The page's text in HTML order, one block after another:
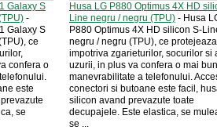
Galaxy S
-
Galaxy S
ce
confera o
este
se
Husa LG P880 Optimus 4X HD
Line negru / negru (TPU) - Husa
P880 Optimus 4X HD silicon S-
negru / negru (TPU), ce protejeaza
impotriva zgarieturilor, socurilor si
uzurii, in plus va confera o mai
manevrabilitate a telefonului.
conectori si butoane este facil,
silicon avand prevazute toate
decupajele. Este elastica, se
se ...